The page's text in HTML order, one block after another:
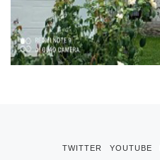
TWITTER YOUTUBE